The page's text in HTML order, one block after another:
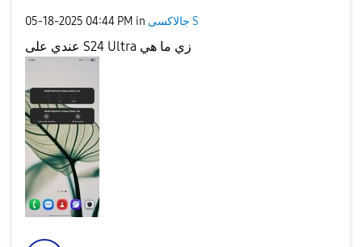
‎05-18-2025 04:44 PM in جالاكسى S
عندي على S24 Ultra زي ما هي